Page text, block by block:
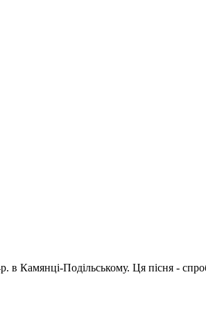
Камянці-Подільському. Ця пісня -